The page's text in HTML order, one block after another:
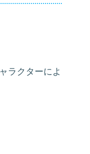
ラクターによ